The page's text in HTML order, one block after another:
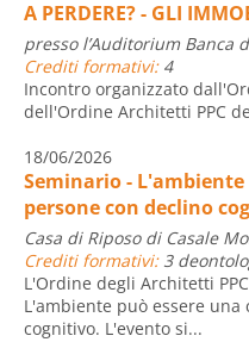
A PERDERE? - GLI
presso l’Auditorium Banca
Crediti formativi:4
Incontro organizzato
dell'Ordine Architetti PPC
18/06/2026
Seminario -
persone con declino
Casa di Riposo di Casale
Crediti formativi:3
L'Ordine degli Architetti
L'ambiente può essere
cognitivo. L'evento si...